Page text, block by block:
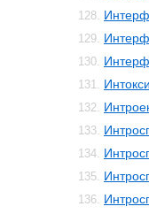
128.
129.
130.
131.
132.
133.
134.
135.
136.